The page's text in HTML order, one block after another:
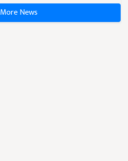
More News